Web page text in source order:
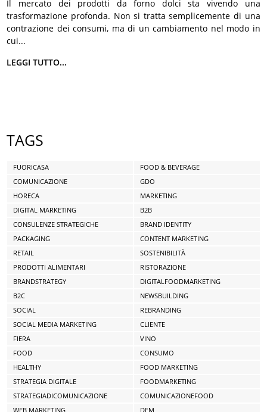
Il mercato dei prodotti da forno dolci sta vivendo una
trasformazione profonda. Non si tratta semplicemente di una
contrazione dei consumi, ma di un cambiamento nel modo in
cui...
LEGGI TUTTO...
TAGS
FUORICASA
FOOD & BEVERAGE
COMUNICAZIONE
GDO
HORECA
MARKETING
DIGITAL MARKETING
B2B
CONSULENZE STRATEGICHE
BRAND IDENTITY
PACKAGING
CONTENT MARKETING
RETAIL
SOSTENIBILITÀ
PRODOTTI ALIMENTARI
RISTORAZIONE
BRANDSTRATEGY
DIGITALFOODMARKETING
B2C
NEWSBUILDING
SOCIAL
REBRANDING
SOCIAL MEDIA MARKETING
CLIENTE
FIERA
VINO
FOOD
CONSUMO
HEALTHY
FOOD MARKETING
STRATEGIA DIGITALE
FOODMARKETING
STRATEGIADICOMUNICAZIONE
COMUNICAZIONEFOOD
WEB MARKETING
DEM